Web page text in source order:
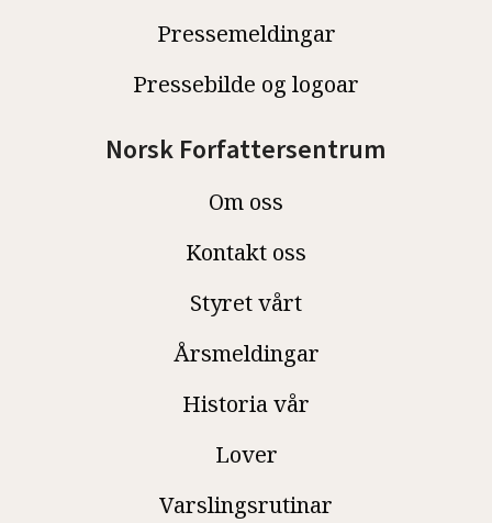
Pressemeldingar
Pressebilde og logoar
Norsk Forfattersentrum
Om oss
Kontakt oss
Styret vårt
Årsmeldingar
Historia vår
Lover
Varslingsrutinar